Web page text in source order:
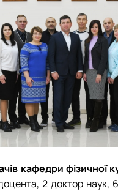
кафедри фізичної
2 доктор наук,